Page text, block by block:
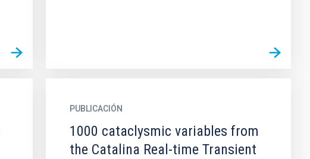
PUBLICACIÓN
1000 cataclysmic variables from
the Catalina Real-time Transient